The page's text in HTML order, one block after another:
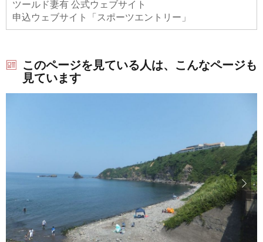
ツールド妻有 公式ウェブサイト
申込ウェブサイト「スポーツエントリー」
このページを見ている人は、こんなページも
見ています